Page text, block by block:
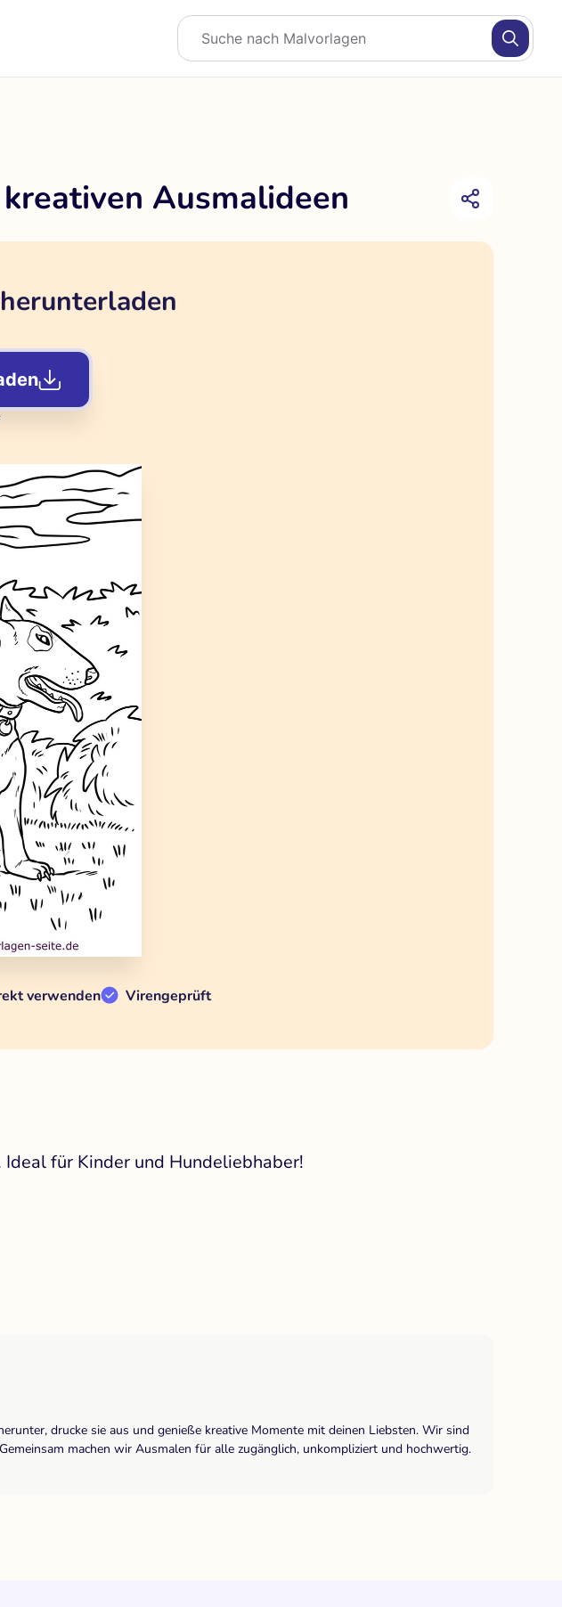
Ausmalideen
verwenden Virengeprüft
für Kinder und Hundeliebhaber!
drucke sie aus und genieße kreative Momente mit deinen Liebsten. Wir sind
machen wir Ausmalen für alle zugänglich, unkompliziert und hochwertig.